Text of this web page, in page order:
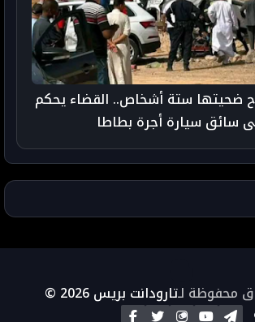
ضحيتها ستة أشخاص.. القضاء يحكم
سائق سيارة أجرة بطاطا
محفوظة لـتارودانت بريس 2026 ©